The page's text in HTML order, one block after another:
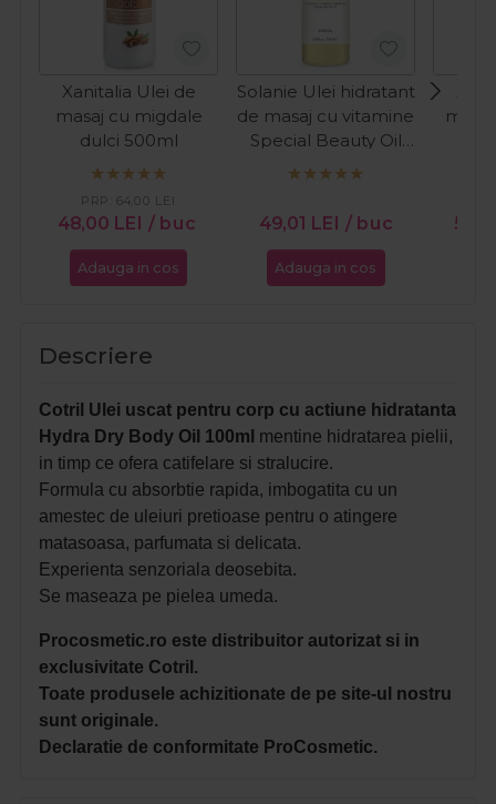
Xanitalia Ulei de
masaj cu migdale
dulci 500ml
48,00 LEI / buc
PRP: 64,00 LEI
Adauga in cos
Solanie Ulei hidratant
de masaj cu vitamine
Special Beauty Oil
Vitamin 250ml
49,01 LEI / buc
Adauga in cos
Descriere
Cotril Ulei uscat pentru corp cu actiune hidratanta
Hydra Dry Body Oil 100ml mentine hidratarea pielii,
in timp ce ofera catifelare si stralucire.
Formula cu absorbtie rapida, imbogatita cu un
amestec de uleiuri pretioase pentru o atingere
matasoasa, parfumata si delicata.
Experienta senzoriala deosebita.
Se maseaza pe pielea umeda.
Procosmetic.ro este distribuitor autorizat si in
exclusivitate Cotril.
Toate produsele achizitionate de pe site-ul nostru
sunt originale.
Declaratie de conformitate ProCosmetic.